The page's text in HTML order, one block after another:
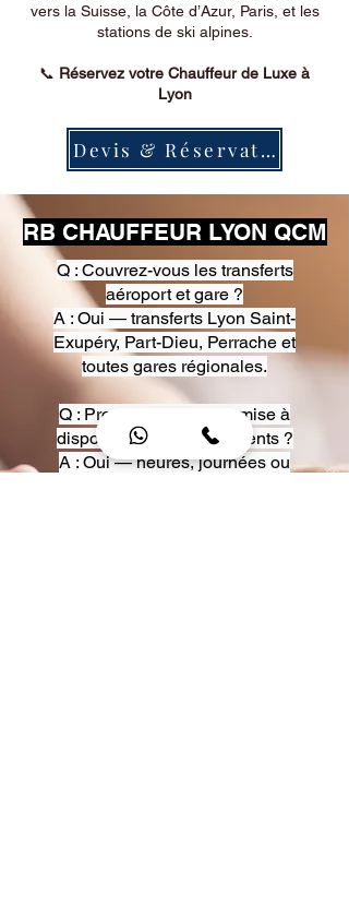
vers la Suisse, la Côte d’Azur, Paris, et les
stations de ski alpines.
📞 Réservez votre Chauffeur de Luxe à
Lyon
Devis & Réservation
RB CHAUFFEUR LYON QCM
Q : Couvrez-vous les transferts
aéroport et gare ?
A : Oui — transferts Lyon Saint-
Exupéry, Part-Dieu, Perrache et
toutes gares régionales.
Q : Proposez-vous une mise à
disposition pour événements ?
A : Oui — heures, journées ou